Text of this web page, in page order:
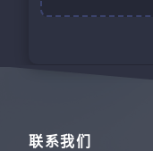
联系我们